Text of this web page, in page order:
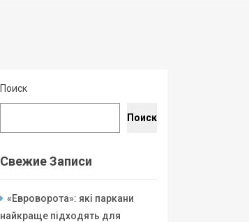
Поиск
Поиск
Свежие Записи
«Евроворота»: які паркани
найкраще підходять для